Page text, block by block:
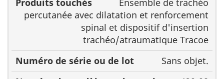
Ensemble de trachéo
percutanée avec dilatation et renforcement
spinal et dispositif d'insertion
trachéo/atraumatique Tracoe
Sans objet.